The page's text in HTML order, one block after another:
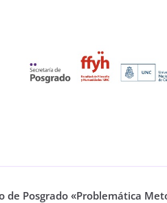
de Posgrado «Problemática